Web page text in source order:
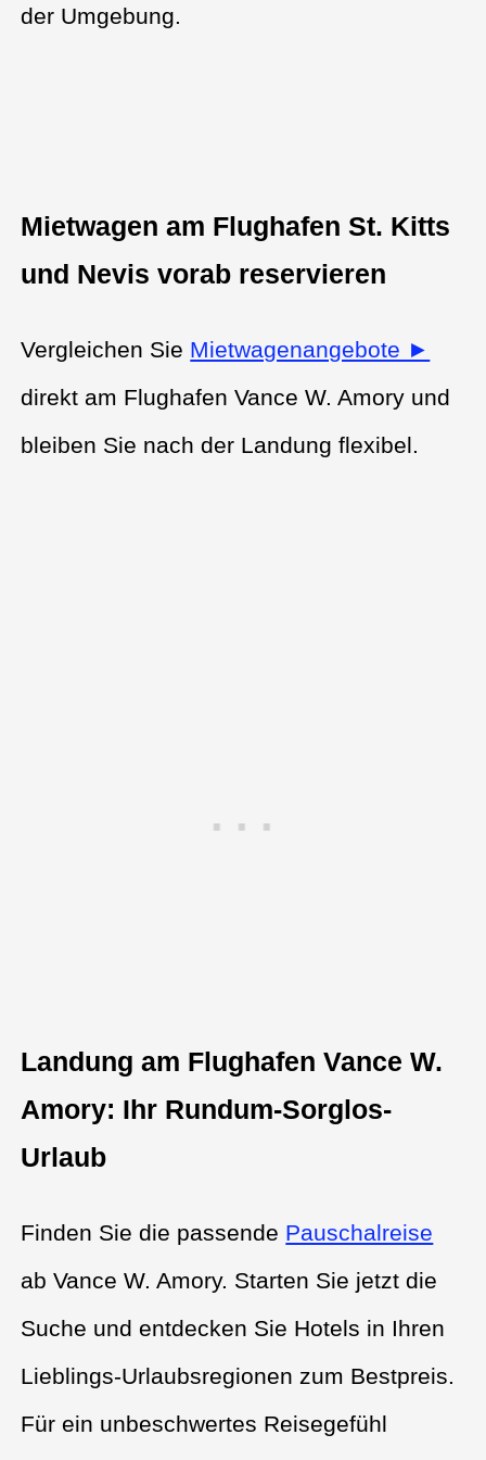
der Umgebung.
Mietwagen am Flughafen St. Kitts
und Nevis vorab reservieren
Vergleichen Sie Mietwagenangebote ►
direkt am Flughafen Vance W. Amory und
bleiben Sie nach der Landung flexibel.
Landung am Flughafen Vance W.
Amory: Ihr Rundum-Sorglos-
Urlaub
Finden Sie die passende Pauschalreise
ab Vance W. Amory. Starten Sie jetzt die
Suche und entdecken Sie Hotels in Ihren
Lieblings-Urlaubsregionen zum Bestpreis.
Für ein unbeschwertes Reisegefühl